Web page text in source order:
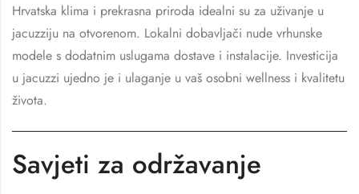
Hrvatska klima i prekrasna priroda idealni su za uživanje u
jacuzziju na otvorenom. Lokalni dobavljači nude vrhunske
modele s dodatnim uslugama dostave i instalacije. Investicija
u jacuzzi ujedno je i ulaganje u vaš osobni wellness i kvalitetu
života.
Savjeti za održavanje